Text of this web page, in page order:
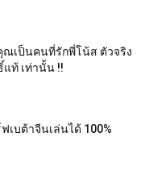
ณเป็นคนที่รักพี่โน้ส ตัวจริง
ท้ เท่านั้น !!
เบต้าจีนเล่นได้ 100%